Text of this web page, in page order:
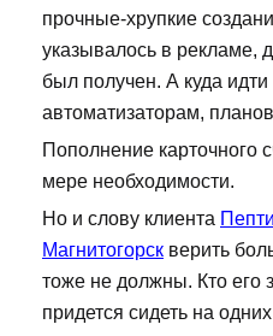
прочные-хрупкие
указывалось в рекламе,
был получен. А куда идти
автоматизаторам,
Пополнение карточного
мере необходимости.
Но и слову клиента
Магнитогорск верить
тоже не должны. Кто его
придется сидеть на